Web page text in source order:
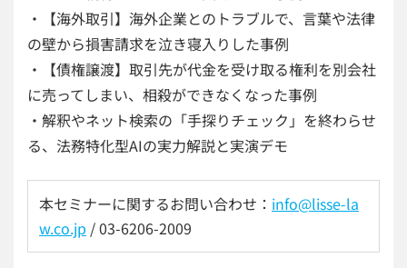
・【海外取引】海外企業とのトラブルで、言葉や法律
の壁から損害請求を泣き寝入りした事例
・【債権譲渡】取引先が代金を受け取る権利を別会社
に売ってしまい、相殺ができなくなった事例
・解釈やネット検索の「手探りチェック」を終わらせ
る、法務特化型AIの実力解説と実演デモ
本セミナーに関するお問い合わせ： info@lisse-la
w.co.jp / 03-6206-2009